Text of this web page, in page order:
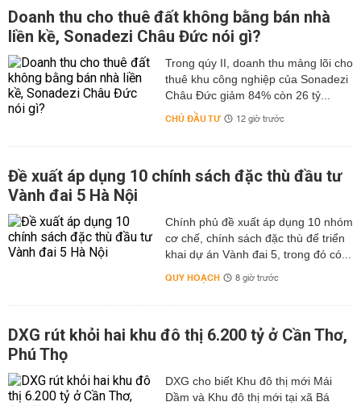
Doanh thu cho thuê đất không bằng bán nhà
liền kề, Sonadezi Châu Đức nói gì?
Trong qúy II, doanh thu mảng lõi cho
thuê khu công nghiệp của Sonadezi
Châu Đức giảm 84% còn 26 tỷ...
CHỦ ĐẦU TƯ 12 giờ trước
Đề xuất áp dụng 10 chính sách đặc thù đầu tư
Vành đai 5 Hà Nội
Chính phủ đề xuất áp dụng 10 nhóm
cơ chế, chính sách đặc thù để triển
khai dự án Vành đai 5, trong đó có...
QUY HOẠCH 8 giờ trước
DXG rút khỏi hai khu đô thị 6.200 tỷ ở Cần Thơ,
Phú Thọ
DXG cho biết Khu đô thị mới Mái
Dầm và Khu đô thị mới tại xã Bá